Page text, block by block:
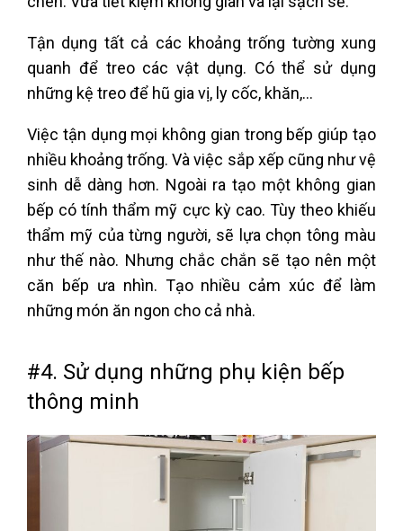
Tận dụng tất cả các khoảng trống tường xung
quanh để treo các vật dụng. Có thể sử dụng
những kệ treo để hũ gia vị, ly cốc, khăn,…
Việc tận dụng mọi không gian trong bếp giúp tạo
nhiều khoảng trống. Và việc sắp xếp cũng như vệ
sinh dễ dàng hơn. Ngoài ra tạo một không gian
bếp có tính thẩm mỹ cực kỳ cao. Tùy theo khiếu
thẩm mỹ của từng người, sẽ lựa chọn tông màu
như thế nào. Nhưng chắc chắn sẽ tạo nên một
căn bếp ưa nhìn. Tạo nhiều cảm xúc để làm
những món ăn ngon cho cả nhà.
#4. Sử dụng những phụ kiện bếp
thông minh